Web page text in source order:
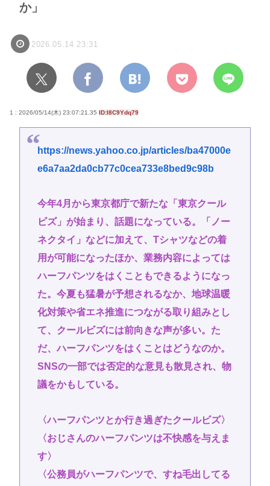
か」
2026.05.14 23:31
1 : 2026/05/14(木) 23:07:21.35 ID:I8C9Ydq79
https://news.yahoo.co.jp/articles/ba47000e
e6a7aa2da0cb77c0cea733e8bed9c98b
今年4月から東京都庁で新たな「東京クール
ビズ」が始まり、話題になっている。「ノー
ネクタイ」などに加えて、Tシャツなどの着
用が可能になったほか、業務内容によっては
ハーフパンツをはくこともできるようになっ
た。今夏も猛暑が予想されるなか、地球温暖
化対策や省エネ推進につながる取り組みとし
て、クールビズには前向きな声が多い。た
だ、ハーフパンツをはくことはどうなのか。
SNSの一部では否定的な意見も散見され、物
議をかもしている。
〈ハーフパンツとか行き過ぎたクールビズ〉
〈おじさんのハーフパンツは不快感を与えま
す〉
〈公務員がハーフパンツで、すね毛出してる